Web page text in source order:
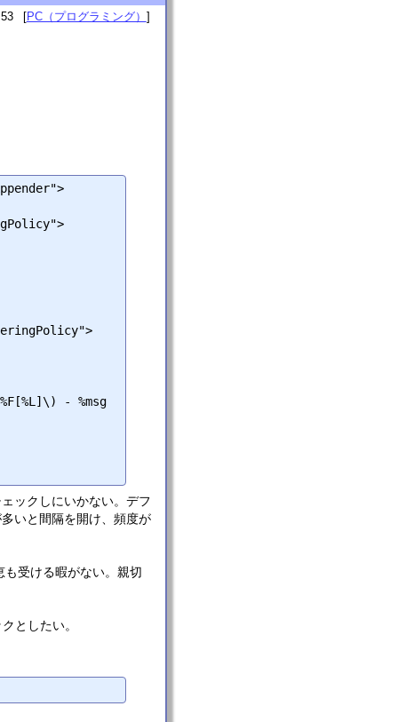
PC（プログラミング）
ックしにいかない。デフ
いと間隔を開け、頻度が
受ける暇がない。親切
としたい。